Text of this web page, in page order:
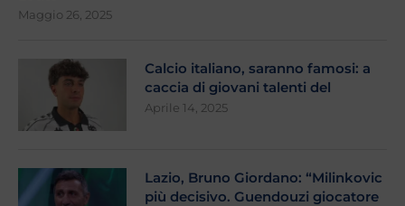
Maggio 26, 2025
Calcio italiano, saranno famosi: a
caccia di giovani talenti del
Aprile 14, 2025
Lazio, Bruno Giordano: “Milinkovic
più decisivo. Guendouzi giocatore